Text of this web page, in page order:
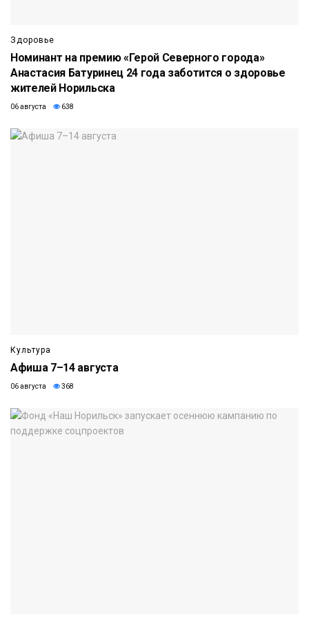
Здоровье
Номинант на премию «Герой Северного города»
Анастасия Батуринец 24 года заботится о здоровье
жителей Норильска
06 августа 638
Культура
Афиша 7–14 августа
06 августа 368